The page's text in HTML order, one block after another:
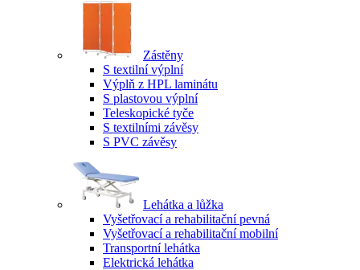
Zástěny
S textilní výplní
Výplň z HPL laminátu
S plastovou výplní
Teleskopické tyče
S textilními závěsy
S PVC závěsy
Lehátka a lůžka
Vyšetřovací a rehabilitační pevná
Vyšetřovací a rehabilitační mobilní
Transportní lehátka
Elektrická lehátka